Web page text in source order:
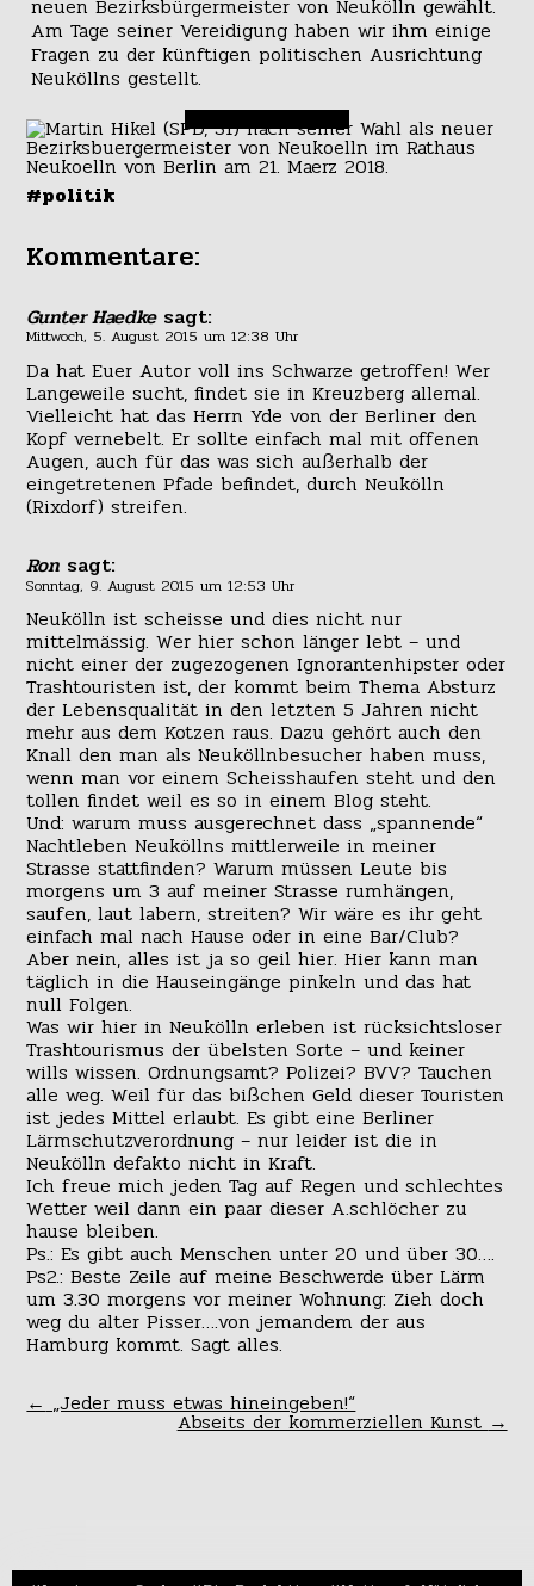
neuen Bezirksbürgermeister von Neukölln gewählt.
Am Tage seiner Vereidigung haben wir ihm einige
Fragen zu der künftigen politischen Ausrichtung
Neuköllns gestellt.
#politik
Kommentare:
Gunter Haedke sagt:
Mittwoch, 5. August 2015 um 12:38 Uhr
Da hat Euer Autor voll ins Schwarze getroffen! Wer
Langeweile sucht, findet sie in Kreuzberg allemal.
Vielleicht hat das Herrn Yde von der Berliner den
Kopf vernebelt. Er sollte einfach mal mit offenen
Augen, auch für das was sich außerhalb der
eingetretenen Pfade befindet, durch Neukölln
(Rixdorf) streifen.
Ron sagt:
Sonntag, 9. August 2015 um 12:53 Uhr
Neukölln ist scheisse und dies nicht nur
mittelmässig. Wer hier schon länger lebt – und
nicht einer der zugezogenen Ignorantenhipster oder
Trashtouristen ist, der kommt beim Thema Absturz
der Lebensqualität in den letzten 5 Jahren nicht
mehr aus dem Kotzen raus. Dazu gehört auch den
Knall den man als Neuköllnbesucher haben muss,
wenn man vor einem Scheisshaufen steht und den
tollen findet weil es so in einem Blog steht.
Und: warum muss ausgerechnet dass „spannende“
Nachtleben Neuköllns mittlerweile in meiner
Strasse stattfinden? Warum müssen Leute bis
morgens um 3 auf meiner Strasse rumhängen,
saufen, laut labern, streiten? Wir wäre es ihr geht
einfach mal nach Hause oder in eine Bar/Club?
Aber nein, alles ist ja so geil hier. Hier kann man
täglich in die Hauseingänge pinkeln und das hat
null Folgen.
Was wir hier in Neukölln erleben ist rücksichtsloser
Trashtourismus der übelsten Sorte – und keiner
wills wissen. Ordnungsamt? Polizei? BVV? Tauchen
alle weg. Weil für das bißchen Geld dieser Touristen
ist jedes Mittel erlaubt. Es gibt eine Berliner
Lärmschutzverordnung – nur leider ist die in
Neukölln defakto nicht in Kraft.
Ich freue mich jeden Tag auf Regen und schlechtes
Wetter weil dann ein paar dieser A.schlöcher zu
hause bleiben.
Ps.: Es gibt auch Menschen unter 20 und über 30….
Ps2.: Beste Zeile auf meine Beschwerde über Lärm
um 3.30 morgens vor meiner Wohnung: Zieh doch
weg du alter Pisser….von jemandem der aus
Hamburg kommt. Sagt alles.
←„Jeder muss etwas hineingeben!“
Abseits der kommerziellen Kunst→